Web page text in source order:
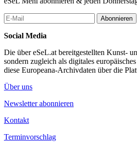
Abonnieren
Social Media
Die über eSeL.at bereitgestellten Kunst-
sondern zugleich als digitales
diese Europeana-Archivdaten über die
Über uns
Newsletter abonnieren
Kontakt
Terminvorschlag